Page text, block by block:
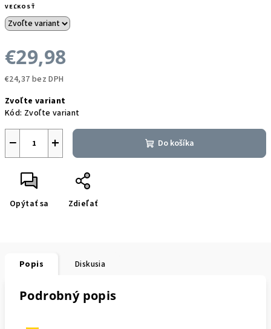
VEĽKOSŤ
€29,98
€24,37 bez DPH
cena:
Zvoľte variant
Kód: Zvoľte variant
+
− Do košíka
Opýtať sa Zdieľať
Popis Diskusia
Podrobný popis